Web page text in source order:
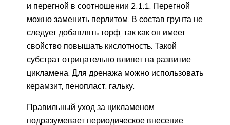
и перегной в соотношении 2:1:1. Перегной
можно заменить перлитом. В состав грунта не
следует добавлять торф, так как он имеет
свойство повышать кислотность. Такой
субстрат отрицательно влияет на развитие
цикламена. Для дренажа можно использовать
керамзит, пенопласт, гальку.
Правильный уход за цикламеном
подразумевает периодическое внесение